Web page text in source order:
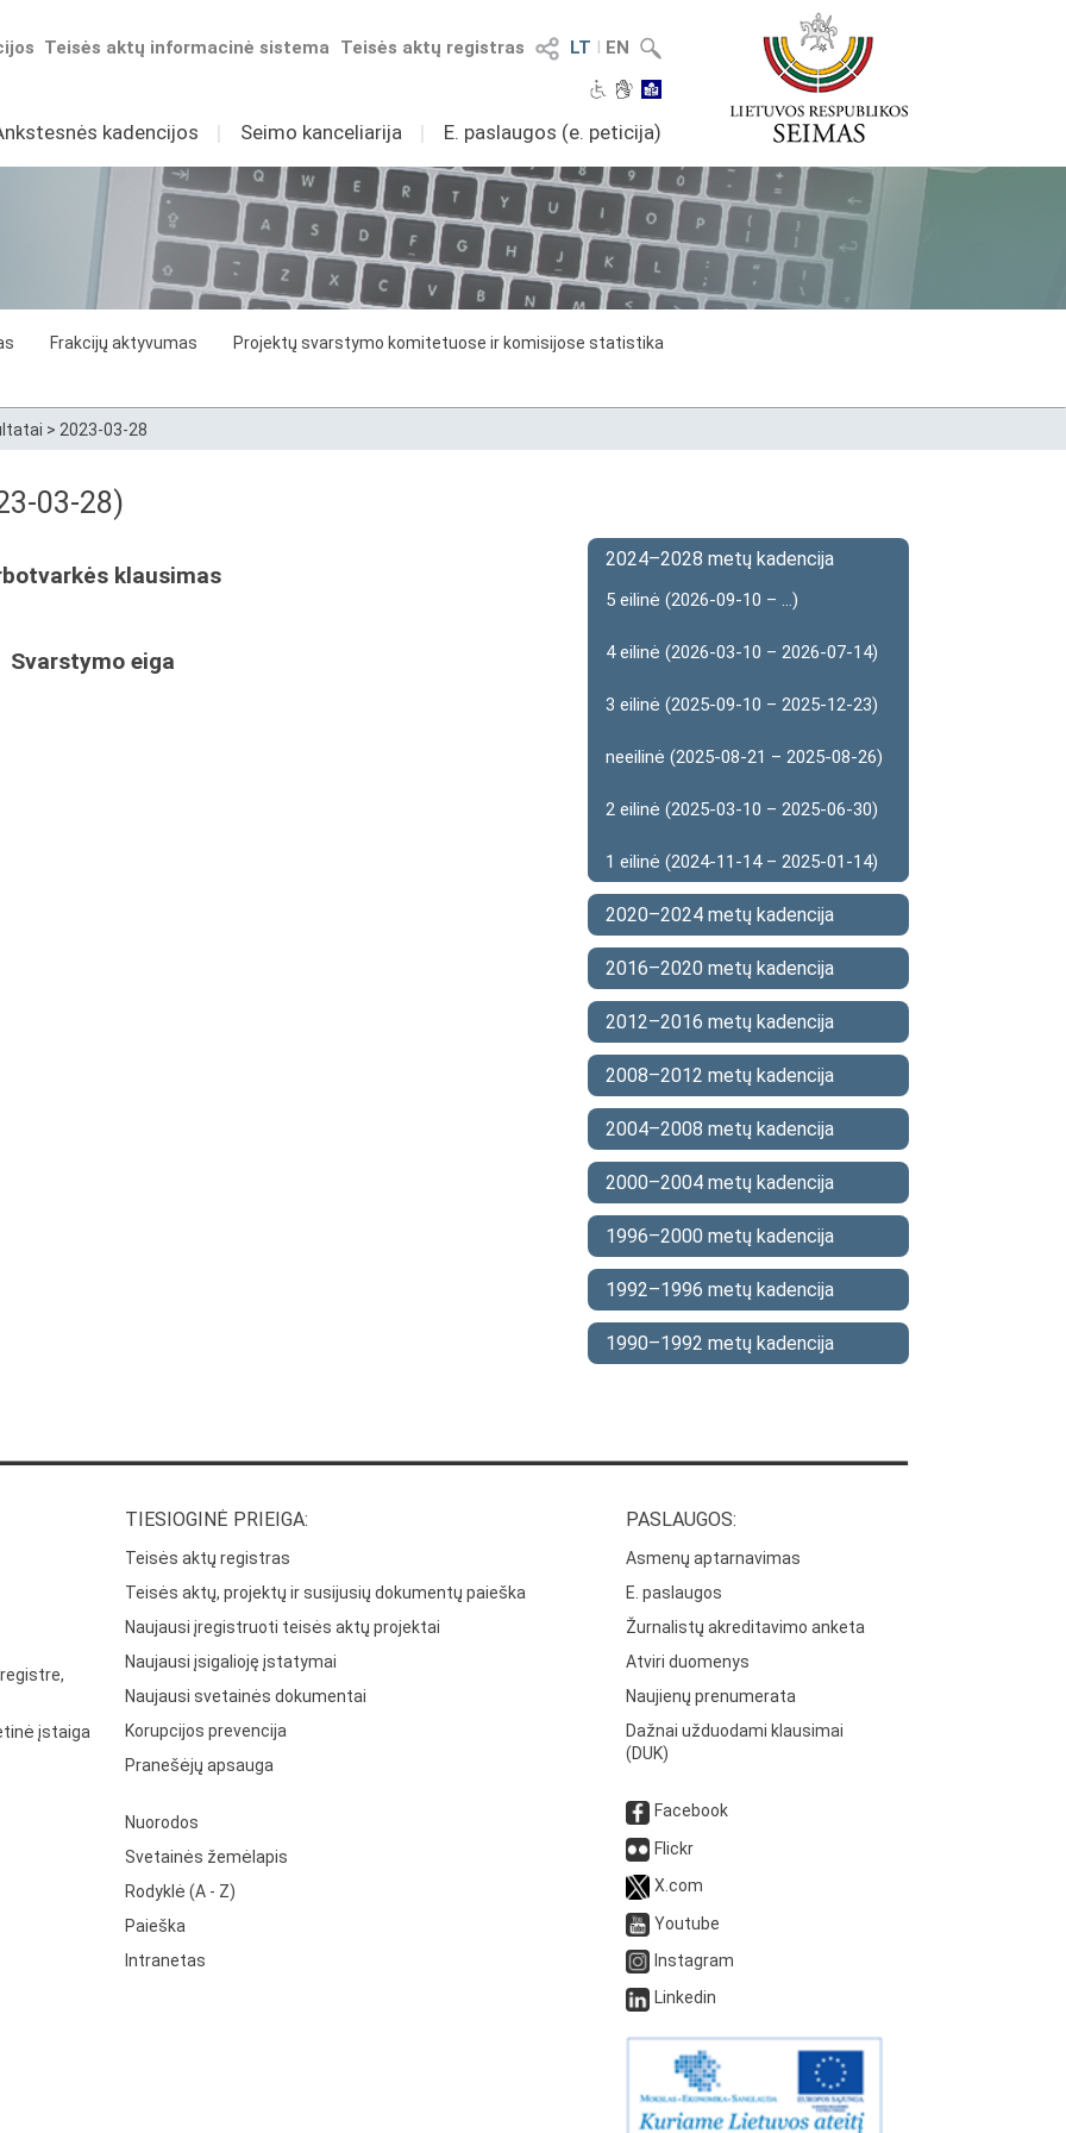
LT I EN
Teisės aktų registras
Teisės aktų informacinė sistema
kadencijos I Seimo kanceliarija I E. paslaugos (e. peticija)
Frakcijų aktyvumas
Projektų svarstymo komitetuose ir komisijose statistika
> 2023-03-28
03-28)
klausimas
Svarstymo eiga
2024–2028 metų kadencija
5 eilinė (2026-09-10 – ...)
4 eilinė (2026-03-10 – 2026-07-14)
3 eilinė (2025-09-10 – 2025-12-23)
neeilinė (2025-08-21 – 2025-08-26)
2 eilinė (2025-03-10 – 2025-06-30)
1 eilinė (2024-11-14 – 2025-01-14)
2020–2024 metų kadencija
2016–2020 metų kadencija
2012–2016 metų kadencija
2008–2012 metų kadencija
2004–2008 metų kadencija
2000–2004 metų kadencija
1996–2000 metų kadencija
1992–1996 metų kadencija
1990–1992 metų kadencija
įstaiga
TIESIOGINĖ PRIEIGA:
Teisės aktų registras
Teisės aktų, projektų ir susijusių dokumentų paieška
Naujausi įregistruoti teisės aktų projektai
Naujausi įsigalioję įstatymai
Naujausi svetainės dokumentai
Korupcijos prevencija
Pranešėjų apsauga
Nuorodos
Svetainės žemėlapis
Rodyklė (A - Z)
Paieška
Intranetas
PASLAUGOS:
Asmenų aptarnavimas
E. paslaugos
Žurnalistų akreditavimo anketa
Atviri duomenys
Naujienų prenumerata
Dažnai užduodami klausimai
(DUK)
Facebook
Flickr
X.com
Youtube
Instagram
Linkedin